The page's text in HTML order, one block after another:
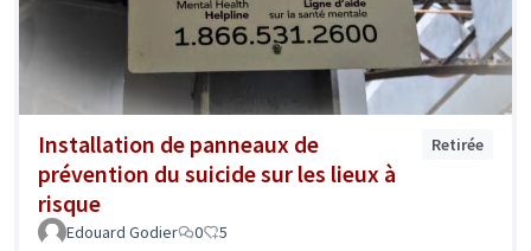
Installation de panneaux de
prévention du suicide sur les lieux à
risque
Retirée
Edouard Godier 0 5